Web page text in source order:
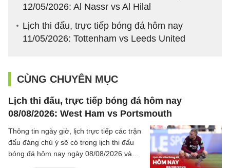
12/05/2026: Al Nassr vs Al Hilal
Lịch thi đấu, trực tiếp bóng đá hôm nay
11/05/2026: Tottenham vs Leeds United
CÙNG CHUYÊN MỤC
Lịch thi đấu, trực tiếp bóng đá hôm nay
08/08/2026: West Ham vs Portsmouth
Thông tin ngày giờ, lịch trực tiếp các trận
đấu đáng chú ý sẽ có trong lịch thi đấu
bóng đá hôm nay ngày 08/08/2026 và